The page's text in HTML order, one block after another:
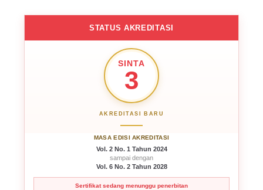
STATUS AKREDITASI
SINTA
3
AKREDITASI BARU
MASA EDISI AKREDITASI
Vol. 2 No. 1 Tahun 2024
sampai dengan
Vol. 6 No. 2 Tahun 2028
Sertifikat sedang menunggu penerbitan